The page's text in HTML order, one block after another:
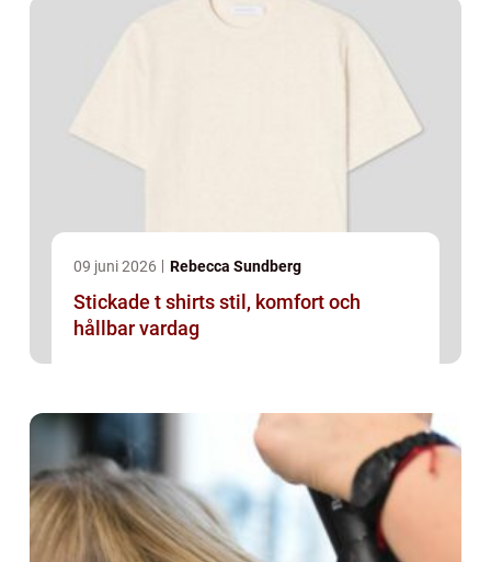
09 juni 2026 Rebecca Sundberg
Stickade t shirts stil, komfort och
hållbar vardag